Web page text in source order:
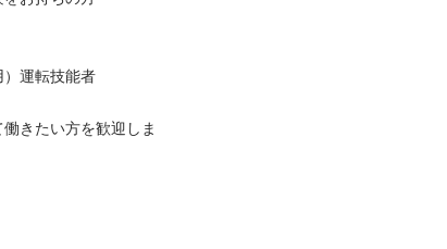
）運転技能者
きたい方を歓迎しま